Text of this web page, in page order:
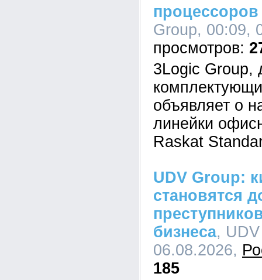
Group, 00:09,
3Logic Group,
объявляет о
линейки
Raskat
UDV Group:
становятся
бизнеса,
06.08.2026,
185